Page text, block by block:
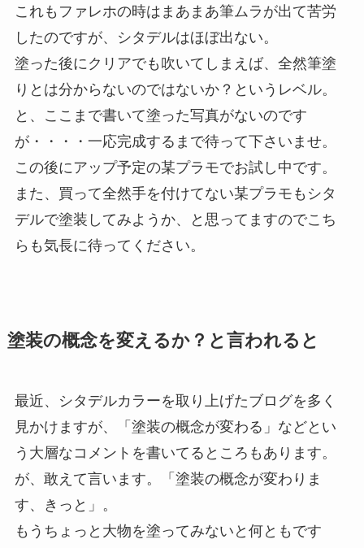
これもファレホの時はまあまあ筆ムラが出て苦労
したのですが、シタデルはほぼ出ない。
塗った後にクリアでも吹いてしまえば、全然筆塗
りとは分からないのではないか？というレベル。
と、ここまで書いて塗った写真がないのです
が・・・・一応完成するまで待って下さいませ。
この後にアップ予定の某プラモでお試し中です。
また、買って全然手を付けてない某プラモもシタ
デルで塗装してみようか、と思ってますのでこち
らも気長に待ってください。
塗装の概念を変えるか？と言われると
最近、シタデルカラーを取り上げたブログを多く
見かけますが、「塗装の概念が変わる」などとい
う大層なコメントを書いてるところもあります。
が、敢えて言います。「塗装の概念が変わりま
す、きっと」。
もうちょっと大物を塗ってみないと何ともです